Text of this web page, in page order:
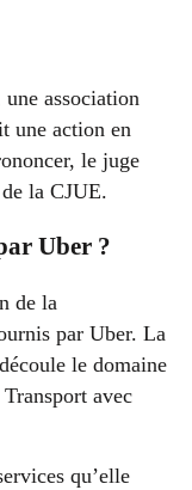
association
une action en
le juge
la CJUE.
Uber ?
de la
par Uber. La
le domaine
avec
qu’elle